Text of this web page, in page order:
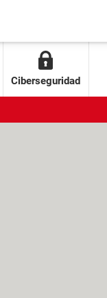
Ciberseguridad